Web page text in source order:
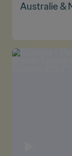
Australie &